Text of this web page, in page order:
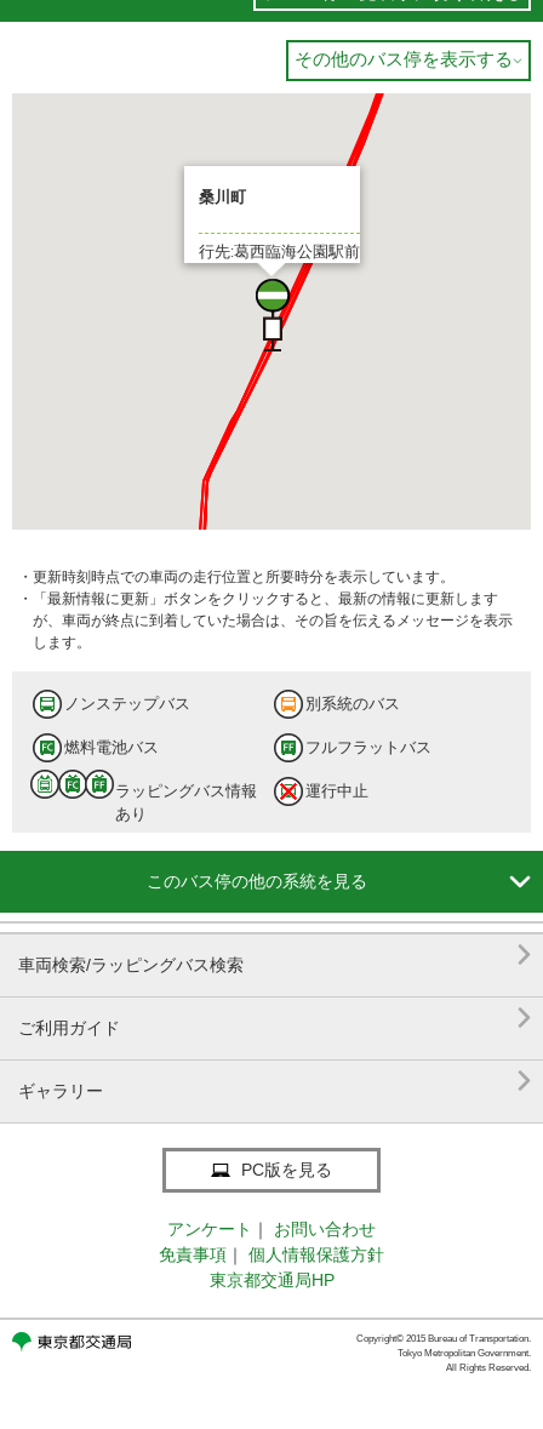
その他のバス停を表示する 
桑川町
行先:葛西臨海公園駅前
・更新時刻時点での車両の走行位置と所要時分を表示しています。
・「最新情報に更新」ボタンをクリックすると、最新の情報に更新します
が、車両が終点に到着していた場合は、その旨を伝えるメッセージを表示
します。
ノンステップバス 別系統のバス
燃料電池バス フルフラットバス
ラッピングバス情報
あり
運行中止
このバス停の他の系統を見る 
車両検索/ラッピングバス検索 
ご利用ガイド 
ギャラリー 
PC版を見る
アンケート ｜
お問い合わせ
免責事項 ｜
個人情報保護方針
東京都交通局HP
Copyright© 2015 Bureau of Transportation.
Tokyo Metropolitan Government.
All Rights Reserved.